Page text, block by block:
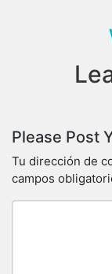
Please Post
Tu dirección de
campos